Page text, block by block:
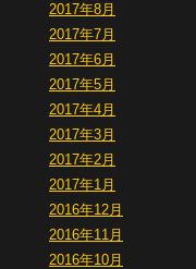
2017年8月
2017年7月
2017年6月
2017年5月
2017年4月
2017年3月
2017年2月
2017年1月
2016年12月
2016年11月
2016年10月